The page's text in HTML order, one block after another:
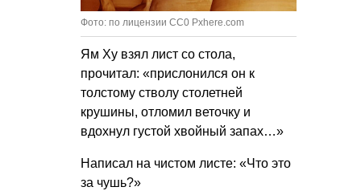
Фото: по лицензии CC0 Pxhere.com
Ям Ху взял лист со стола,
прочитал: «прислонился он к
толстому стволу столетней
крушины, отломил веточку и
вдохнул густой хвойный запах…»
Написал на чистом листе: «Что это
за чушь?»